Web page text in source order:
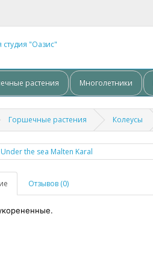
растения Многолетники
Горшечные растения Колеусы
Отзывов (0)